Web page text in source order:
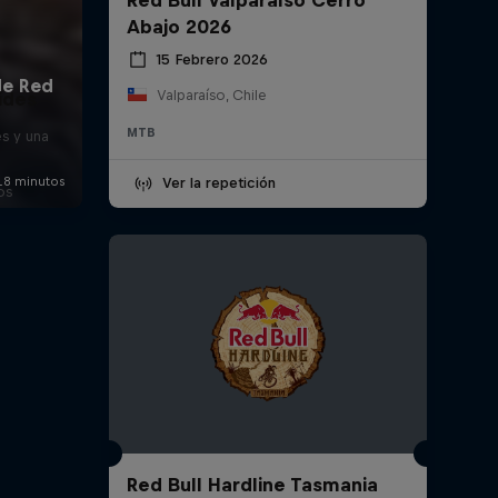
Abajo 2026
15 Febrero 2026
Valparaíso, Chile
MTB
Ver la repetición
y una
Red Bull Hardline Tasmania